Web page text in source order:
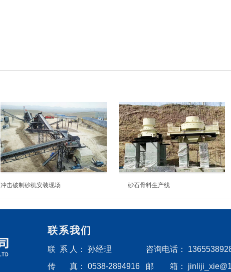
冲击破制砂机安装现场 砂石骨料生产线
联系我们
联 系 人： 孙经理 咨询电话：
传 真：
0538-2894916 邮 箱：